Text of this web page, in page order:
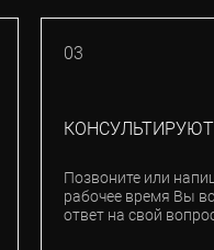
03
Позвоните или
рабочее время Вы
ответ на свой